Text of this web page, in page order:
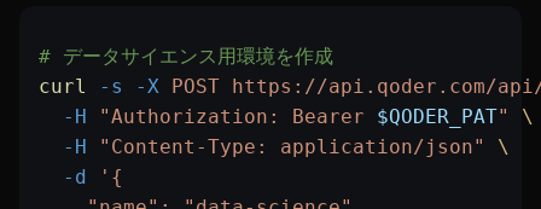
# データサイエンス用環境を作成
curl
-s -X POST https://api.qoder.com/
  -H
"Authorization: Bearer $QODER_PAT"
\
  -H
"Content-Type: application/json"
\
  -d
'{